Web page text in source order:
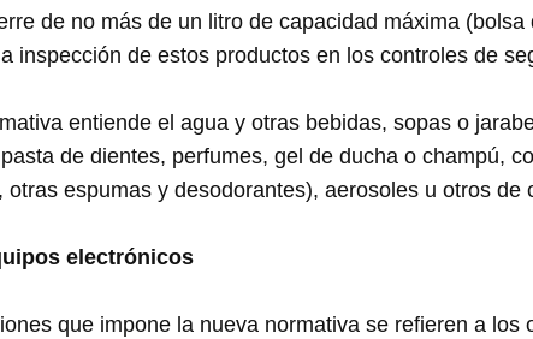
de no más de un litro de capacidad máxima
inspección de estos productos en los controles de
entiende el agua y otras bebidas, sopas o
de dientes, perfumes, gel de ducha o champú,
otras espumas y desodorantes), aerosoles u otros de
electrónicos
que impone la nueva normativa se refieren a los